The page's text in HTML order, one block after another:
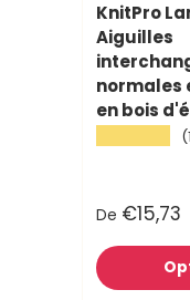
KnitPro
Aiguilles
normales
en bois
De €15,73